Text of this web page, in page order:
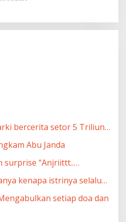
bercerita setor 5 Triliun…
Abu Janda
surprise “Anjriittt..…
kenapa istrinya selalu…
setiap doa dan